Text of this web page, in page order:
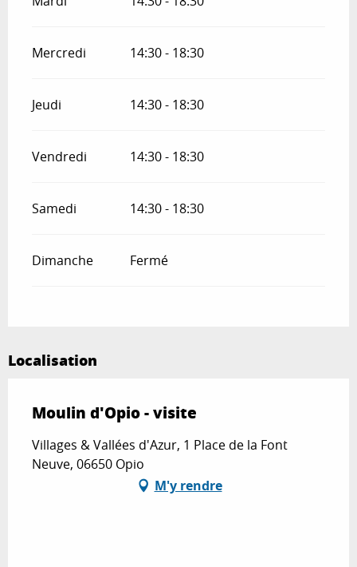
Mercredi 14:30 - 18:30
Jeudi 14:30 - 18:30
Vendredi 14:30 - 18:30
Samedi 14:30 - 18:30
Dimanche Fermé
Localisation
Moulin d'Opio - visite
Villages & Vallées d'Azur, 1 Place de la Font
Neuve, 06650 Opio
M'y rendre